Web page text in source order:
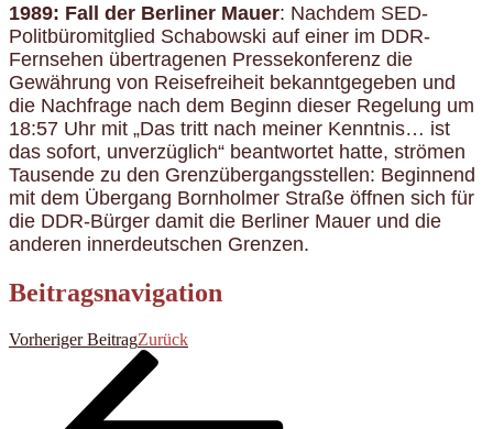
1989: Fall der Berliner Mauer: Nachdem SED-
Politbüromitglied Schabowski auf einer im DDR-
Fernsehen übertragenen Pressekonferenz die
Gewährung von Reisefreiheit bekanntgegeben und
die Nachfrage nach dem Beginn dieser Regelung um
18:57 Uhr mit „Das tritt nach meiner Kenntnis… ist
das sofort, unverzüglich“ beantwortet hatte, strömen
Tausende zu den Grenzübergangsstellen: Beginnend
mit dem Übergang Bornholmer Straße öffnen sich für
die DDR-Bürger damit die Berliner Mauer und die
anderen innerdeutschen Grenzen.
Beitragsnavigation
Vorheriger BeitragZurück